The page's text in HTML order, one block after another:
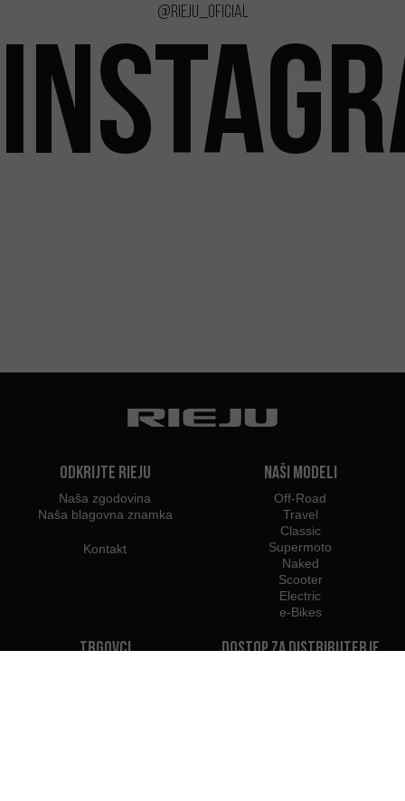
@rieju_oficial
Odkrijte Rieju
Naša zgodovina
Naša blagovna znamka
Kontakt
Naši modeli
Off-Road
Travel
Classic
Supermoto
Naked
Scooter
Electric
e-Bikes
Trgovci Dostop za distributerje